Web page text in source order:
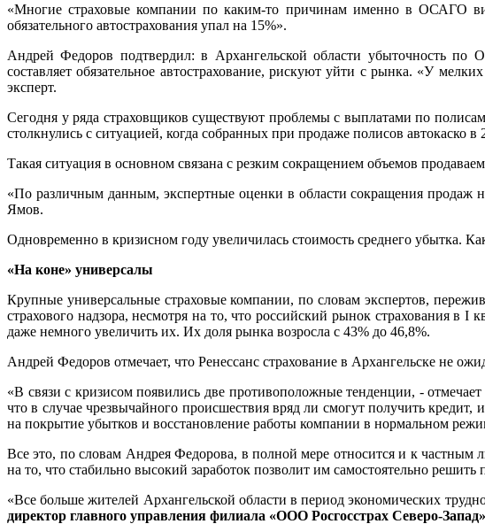
«Многие страховые компании по каким-то причинам именно в ОСАГО
обязательного автострахования упал на 15%».
Андрей Федоров подтвердил: в Архангельской области убыточность
составляет обязательное автострахование, рискуют уйти с рынка. «У
эксперт.
Сегодня у ряда страховщиков существуют проблемы с выплатами по
столкнулись с ситуацией, когда собранных при продаже полисов автокаско
Такая ситуация в основном связана с резким сокращением объемов
«По различным данным, экспертные оценки в области сокращения продаж
Ямов.
Одновременно в кризисном году увеличилась стоимость среднего убытка.
«На коне» универсалы
Крупные универсальные страховые компании, по словам экспертов,
страхового надзора, несмотря на то, что российский рынок страхования в
даже немного увеличить их. Их доля рынка возросла с 43% до 46,8%.
Андрей Федоров отмечает, что Ренессанс страхование в Архангельске не
«В связи с кризисом появились две противоположные тенденции, -
что в случае чрезвычайного происшествия вряд ли смогут получить кредит,
на покрытие убытков и восстановление работы компании в нормальном
Все это, по словам Андрея Федорова, в полной мере относится и к частным
на то, что стабильно высокий заработок позволит им самостоятельно
«Все больше жителей Архангельской области в период экономических
директор главного управления филиала «ООО Росгосстрах Северо-